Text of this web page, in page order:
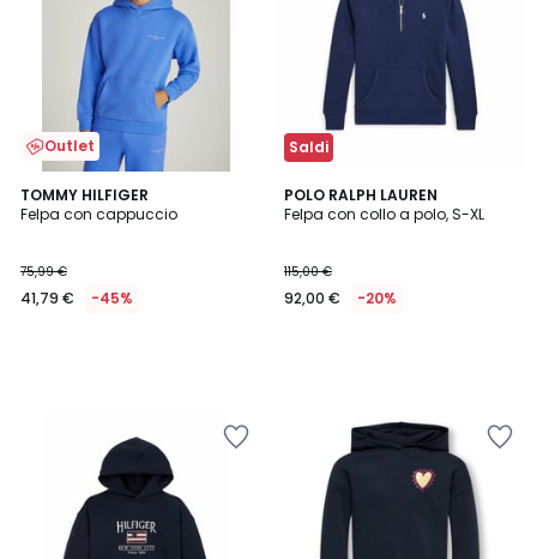
Outlet
TOMMY HILFIGER
Felpa con cappuccio
75,99 €
41,79 € -45%
Saldi
POLO RALPH LAUREN
Felpa con collo a polo, S-XL
115,00 €
92,00 € -20%